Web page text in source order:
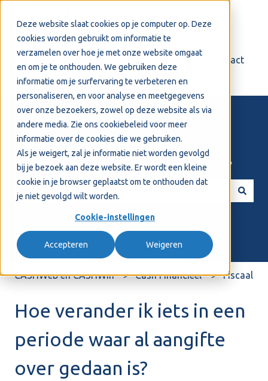
Deze website slaat cookies op je computer op. Deze
cookies worden gebruikt om informatie te
verzamelen over hoe je met onze website omgaat
en om je te onthouden. We gebruiken deze
informatie om je surfervaring te verbeteren en
personaliseren, en voor analyse en meetgegevens
over onze bezoekers, zowel op deze website als via
andere media. Zie ons cookiebeleid voor meer
informatie over de cookies die we gebruiken.
Als je weigert, zal je informatie niet worden gevolgd
bij je bezoek aan deze website. Er wordt een kleine
cookie in je browser geplaatst om te onthouden dat
je niet gevolgd wilt worden.
Cookie-instellingen
Accepteren Weigeren
Support Contact
Welkom! Hoe kunnen we je helpen?
CASHWeb en CASHWin Cash Financieel Fiscaal
Hoe verander ik iets in een
periode waar al aangifte
over gedaan is?